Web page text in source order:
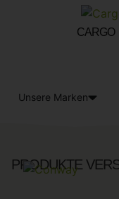
CARGO
Unsere Marken
PRODUKTE